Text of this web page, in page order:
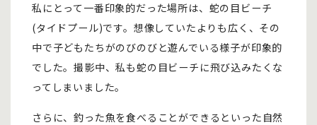
私にとって一番印象的だった場所は、蛇の目ビーチ
(タイドプール)です。想像していたよりも広く、その
中で子どもたちがのびのびと遊んでいる様子が印象的
でした。撮影中、私も蛇の目ビーチに飛び込みたくな
ってしまいました。
さらに、釣った魚を食べることができるといった自然